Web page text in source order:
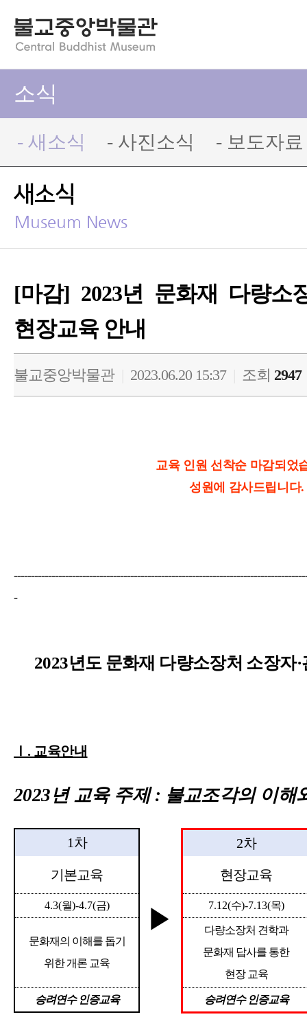
소식
- 새소식 - 사진소식 - 보도자료
새소식
Museum News
[마감] 2023년 문화재 다량소
현장교육 안내
불교중앙박물관 2023.06.20 15:37 조회 2947
교육 인원 선착순 마감되었
성원에 감사드립니다.
-
2023년도 문화재 다량소장처 소장자
Ⅰ. 교육안내
2023년 교육 주제: 불교조각의 이해
1차
▶
2차
기본교육 현장교육
4.3(월)-4.7(금) 7.12(수)-7.13(목)
문화재의 이해를 돕기
위한 개론 교육
다량소장처 견학과
문화재 답사를 통한
현장 교육
승려연수 인증교육 승려연수 인증교육